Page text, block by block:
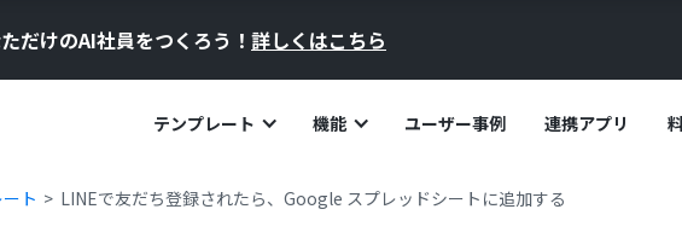
だけのAI社員をつくろう！ 詳しくはこちら
テンプレート 機能 ユーザー事例 連携アプリ
ト LINEで友だち登録されたら、Google スプレッドシートに追加する